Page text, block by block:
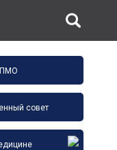
совет